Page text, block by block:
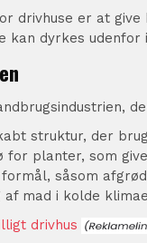
drivhuse er at
kan dyrkes udenfor
struktur, der
planter, som
såsom
mad i kolde
drivhus